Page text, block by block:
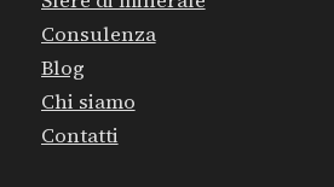
Consulenza
Blog
Chi siamo
Contatti